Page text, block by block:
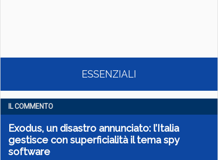
ESSENZIALI
IL COMMENTO
Exodus, un disastro annunciato: l’Italia
gestisce con superficialità il tema spy
software